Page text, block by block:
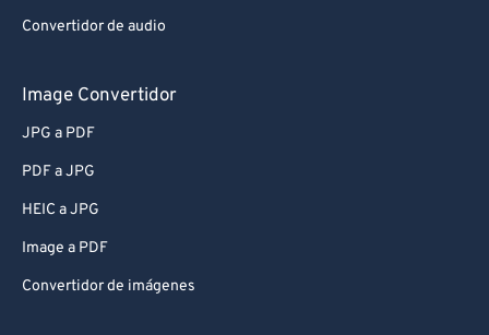
Convertidor de audio
Image Convertidor
JPG a PDF
PDF a JPG
HEIC a JPG
Image a PDF
Convertidor de imágenes